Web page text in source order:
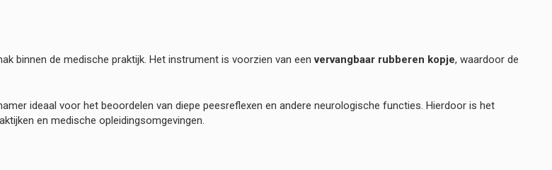
binnen de medische praktijk. Het instrument is voorzien van eenvervangbaar rubberen kopje, waardoor de
ideaal voor het beoordelen van diepe peesreflexen en andere neurologische functies. Hierdoor is het
en medische opleidingsomgevingen.